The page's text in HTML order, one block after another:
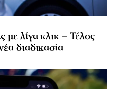
με λίγα κλικ – Τέλος
διαδικασία